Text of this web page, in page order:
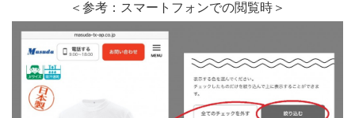
＜参考：スマートフォンでの閲覧時＞